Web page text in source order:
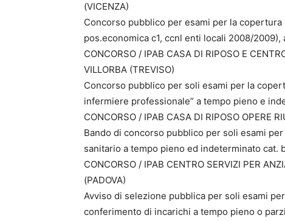
(VICENZA)
Concorso pubblico per esami per la
pos.economica c1, ccnl enti locali 2008/
CONCORSO / IPAB CASA DI RIPOSO E
VILLORBA (TREVISO)
Concorso pubblico per soli esami per la
infermiere professionale” a tempo pieno e
CONCORSO / IPAB CASA DI RIPOSO OPERE
Bando di concorso pubblico per soli esami
sanitario a tempo pieno ed indeterminato cat.
CONCORSO / IPAB CENTRO SERVIZI PER
(PADOVA)
Avviso di selezione pubblica per soli esami
conferimento di incarichi a tempo pieno o